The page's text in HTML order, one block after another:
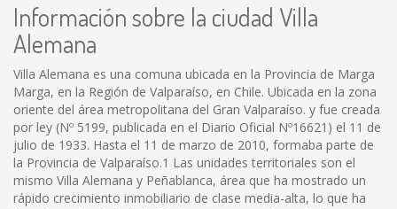
Información sobre la ciudad Villa
Alemana
Villa Alemana es una comuna ubicada en la Provincia de Marga
Marga, en la Región de Valparaíso, en Chile. Ubicada en la zona
oriente del área metropolitana del Gran Valparaíso. y fue creada
por ley (Nº 5199, publicada en el Diario Oficial Nº16621) el 11 de
julio de 1933. Hasta el 11 de marzo de 2010, formaba parte de
la Provincia de Valparaíso.1 Las unidades territoriales son el
mismo Villa Alemana y Peñablanca, área que ha mostrado un
rápido crecimiento inmobiliario de clase media-alta, lo que ha